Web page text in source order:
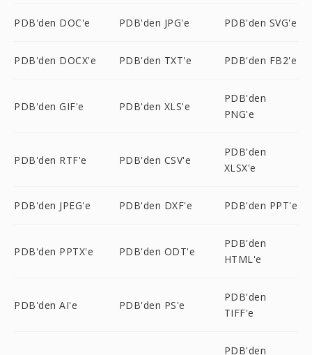
PDB'den DOC'e PDB'den JPG'e PDB'den SVG'e
PDB'den DOCX'e PDB'den TXT'e PDB'den FB2'e
PDB'den GIF'e PDB'den XLS'e
PDB'den
PNG'e
PDB'den RTF'e PDB'den CSV'e
PDB'den
XLSX'e
PDB'den JPEG'e PDB'den DXF'e PDB'den PPT'e
PDB'den PPTX'e PDB'den ODT'e
PDB'den
HTML'e
PDB'den AI'e PDB'den PS'e
PDB'den
TIFF'e
PDB'den